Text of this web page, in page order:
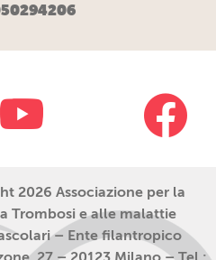
2026 Associazione per la
Trombosi e alle malattie
– Ente filantropico